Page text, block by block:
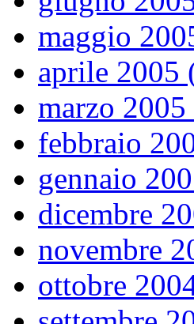
maggio
aprile 2005
marzo
febbraio
gennaio
dicembre
novembre
ottobre